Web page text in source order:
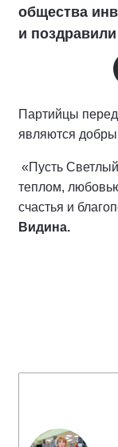
общества
и
Партийцы
являются
«Пусть
теплом,
счастья и
Видина.